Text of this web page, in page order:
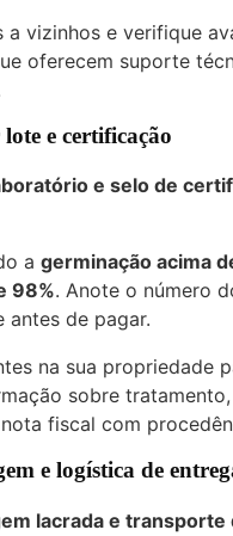
a vizinhos e verifique
oferecem suporte
e certificação
e selo de
a germinação acima
98%. Anote o número
antes de pagar.
na sua propriedade
sobre
fiscal com
e logística de
lacrada e transporte